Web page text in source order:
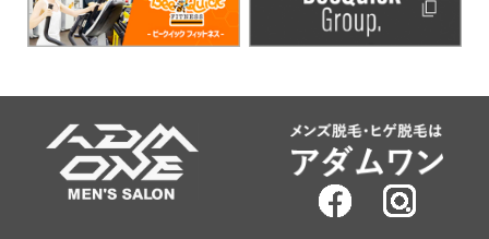
などはこれを禁止します。
4. コンテンツ・利用条件の変更について
当社は、予告なしにコンテンツの内容及び利用条件の変更、
当サイトに掲載したサービスについての 延期・中止・終了を
行うことがございますので、予めご了承ください。
5. 個人情報の開示・訂正・利用停止について